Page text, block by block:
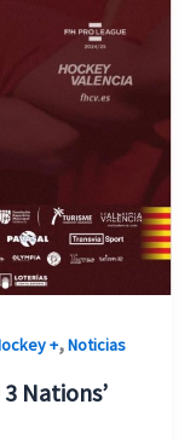
+,Noticias
Nations’